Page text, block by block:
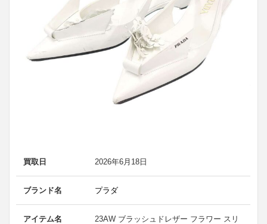
買取日 2026年6月18日
ブランド名 プラダ
アイテム名
23AW ブラッシュドレザー フラワー スリ